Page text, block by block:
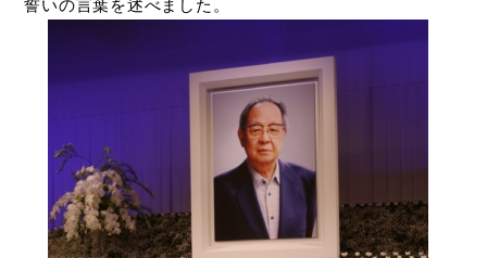
誓いの言葉を述べました。